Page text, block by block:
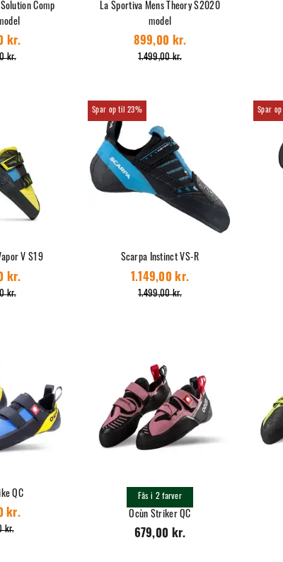
Comp
kr.
kr.
La Sportiva Mens Theory S2020
model
1.499,00 kr.
899,00 kr.
V S19
kr.
kr.
23%
Scarpa Instinct VS-R
1.499,00 kr.
1.149,00 kr.
QC
kr.
kr. Ocùn Striker QC
679,00 kr.
Fås i 2 farver